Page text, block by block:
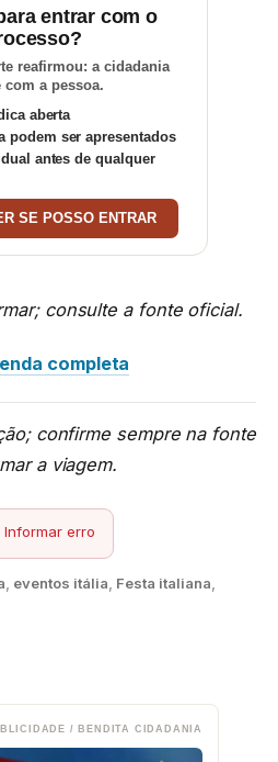
entrar com o
reafirmou: a cidadania
com a pessoa.
aberta
podem ser apresentados
antes de qualquer
SE POSSO ENTRAR
consulte a fonte oficial.
completa
confirme sempre na fonte
a viagem.
erro
, eventos itália, Festa italiana,
/ BENDITA CIDADANIA